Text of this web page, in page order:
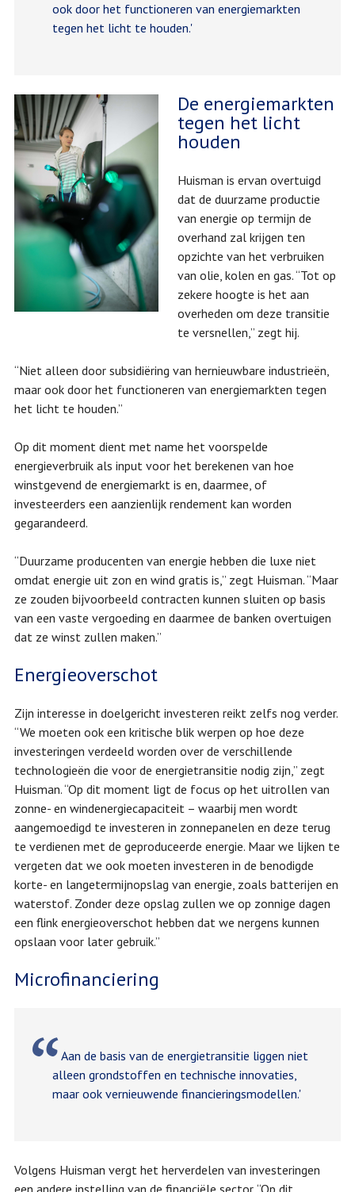
ook door het functioneren van energiemarkten
tegen het licht te houden.'
De energiemarkten
tegen het licht
houden
Huisman is ervan overtuigd
dat de duurzame productie
van energie op termijn de
overhand zal krijgen ten
opzichte van het verbruiken
van olie, kolen en gas. “Tot op
zekere hoogte is het aan
overheden om deze transitie
te versnellen,” zegt hij.
“Niet alleen door subsidiëring van hernieuwbare industrieën,
maar ook door het functioneren van energiemarkten tegen
het licht te houden.”
Op dit moment dient met name het voorspelde
energieverbruik als input voor het berekenen van hoe
winstgevend de energiemarkt is en, daarmee, of
investeerders een aanzienlijk rendement kan worden
gegarandeerd.
“Duurzame producenten van energie hebben die luxe niet
omdat energie uit zon en wind gratis is,” zegt Huisman. “Maar
ze zouden bijvoorbeeld contracten kunnen sluiten op basis
van een vaste vergoeding en daarmee de banken overtuigen
dat ze winst zullen maken.”
Energieoverschot
Zijn interesse in doelgericht investeren reikt zelfs nog verder.
“We moeten ook een kritische blik werpen op hoe deze
investeringen verdeeld worden over de verschillende
technologieën die voor de energietransitie nodig zijn,” zegt
Huisman. “Op dit moment ligt de focus op het uitrollen van
zonne- en windenergiecapaciteit – waarbij men wordt
aangemoedigd te investeren in zonnepanelen en deze terug
te verdienen met de geproduceerde energie. Maar we lijken te
vergeten dat we ook moeten investeren in de benodigde
korte- en langetermijnopslag van energie, zoals batterijen en
waterstof. Zonder deze opslag zullen we op zonnige dagen
een flink energieoverschot hebben dat we nergens kunnen
opslaan voor later gebruik.”
Microfinanciering
Aan de basis van de energietransitie liggen niet
alleen grondstoffen en technische innovaties,
maar ook vernieuwende financieringsmodellen.'
Volgens Huisman vergt het herverdelen van investeringen
een andere instelling van de financiële sector. “Op dit